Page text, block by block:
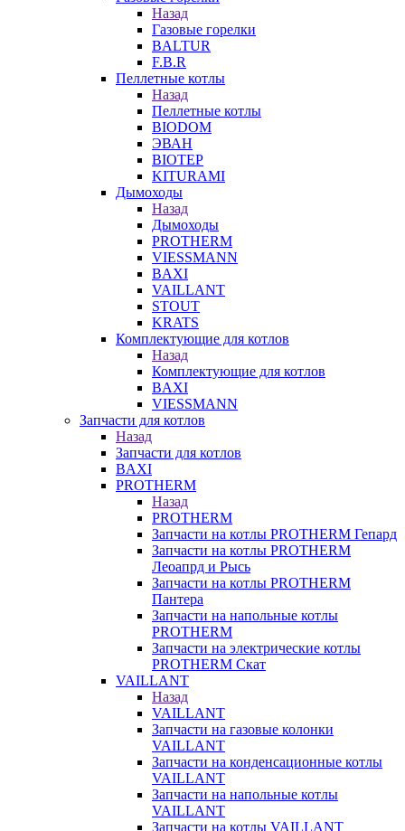
Назад
Газовые горелки
BALTUR
F.B.R
Пеллетные котлы
Назад
Пеллетные котлы
BIODOM
ЭВАН
BIOTEP
KITURAMI
Дымоходы
Назад
Дымоходы
PROTHERM
VIESSMANN
BAXI
VAILLANT
STOUT
KRATS
Комплектующие для котлов
Назад
Комплектующие для котлов
BAXI
VIESSMANN
Запчасти для котлов
Назад
Запчасти для котлов
BAXI
PROTHERM
Назад
PROTHERM
Запчасти на котлы PROTHERM Гепард
Запчасти на котлы PROTHERM
Леоапрд и Рысь
Запчасти на котлы PROTHERM
Пантера
Запчасти на напольные котлы
PROTHERM
Запчасти на электрические котлы
PROTHERM Скат
VAILLANT
Назад
VAILLANT
Запчасти на газовые колонки
VAILLANT
Запчасти на конденсационные котлы
VAILLANT
Запчасти на напольные котлы
VAILLANT
Запчасти на котлы VAILLANT